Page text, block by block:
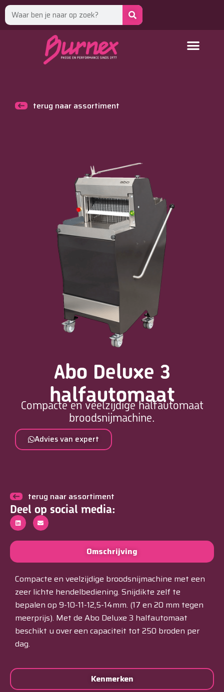
terug naar assortiment
Abo Deluxe 3
halfautomaat
Compacte en veelzijdige halfautomaat
broodsnijmachine.
Advies van expert
Omschrijving
Kenmerken
Compacte en veelzijdige broodsnijmachine met een
zeer lichte hendelbediening. Snijdikte zelf te
bepalen op 9-10-11-12,5-14mm. (17 en 20 mm tegen
meerprijs). Met de Abo Deluxe 3 halfautomaat
beschikt u over een capaciteit tot 250 broden per
dag.
terug naar assortiment
Deel op social media: